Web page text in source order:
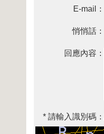
E-mail：
悄悄話：
回應內容：
* 請輸入識別碼：